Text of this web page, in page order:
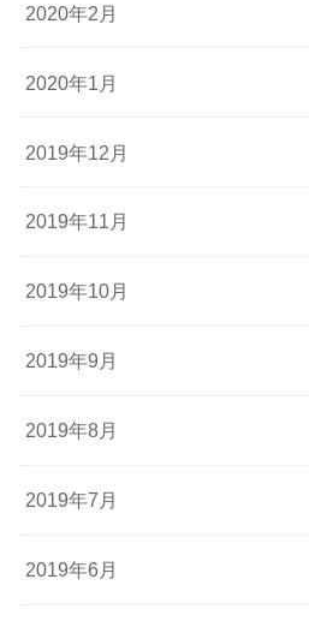
2020年2月
2020年1月
2019年12月
2019年11月
2019年10月
2019年9月
2019年8月
2019年7月
2019年6月